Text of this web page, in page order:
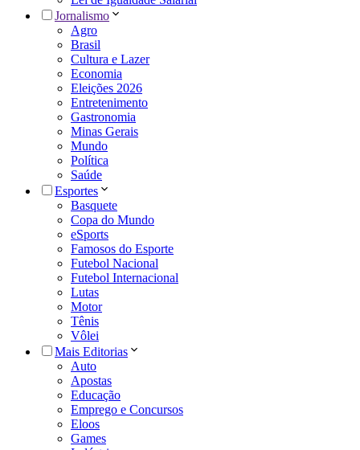
Jornalismo
Agro
Brasil
Cultura e Lazer
Economia
Eleições 2026
Entretenimento
Gastronomia
Minas Gerais
Mundo
Política
Saúde
Esportes
Basquete
Copa do Mundo
eSports
Famosos do Esporte
Futebol Nacional
Futebol Internacional
Lutas
Motor
Tênis
Vôlei
Mais Editorias
Auto
Apostas
Educação
Emprego e Concursos
Eloos
Games